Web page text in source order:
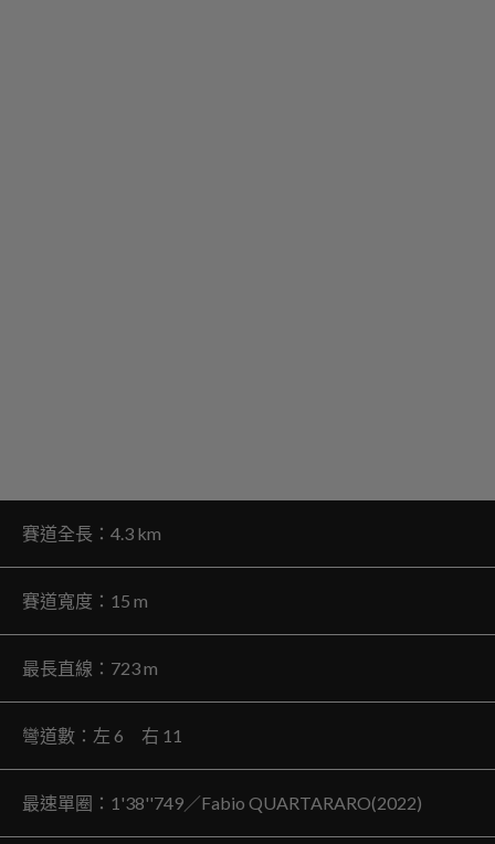
賽道全長：4.3 km
賽道寬度：15 m
最長直線：723 m
彎道數：左 6 右 11
最速單圈：1'38''749／Fabio QUARTARARO(2022)